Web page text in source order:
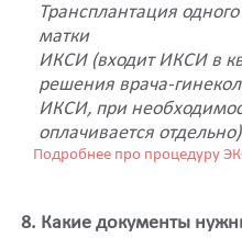
Трансплантация
матки
ИКСИ (входит ИКСИ в
решения врача-
ИКСИ, при
оплачивается отдельно)
Подробнее про процедуру
8. Какие документы